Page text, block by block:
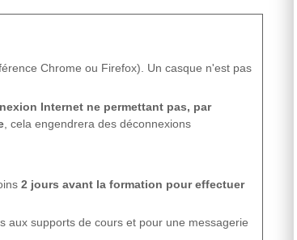
Chrome ou Firefox). Un casque n'est pas
Internet ne permettant pas, par
, cela engendrera des déconnexions
2 jours avant la formation pour effectuer
aux supports de cours et pour une messagerie